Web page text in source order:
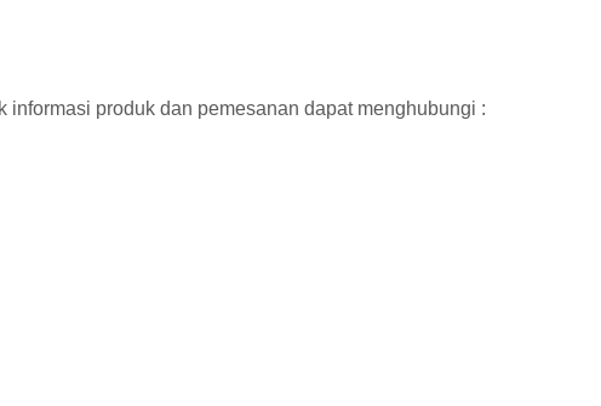
produk dan pemesanan dapat menghubungi :